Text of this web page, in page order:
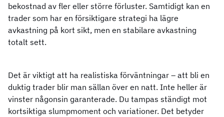
bekostnad av fler eller större förluster. Samtidigt kan en
trader som har en försiktigare strategi ha lägre
avkastning på kort sikt, men en stabilare avkastning
totalt sett.
Det är viktigt att ha realistiska förväntningar – att bli en
duktig trader blir man sällan över en natt. Inte heller är
vinster någonsin garanterade. Du tampas ständigt mot
kortsiktiga slumpmoment och variationer. Det betyder